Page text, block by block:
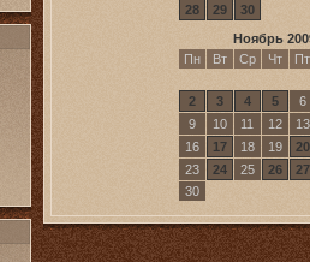
28
29
30
Ноябрь
Пн
Вт Ср Чт Пт
2 3 4 5
6
9
10 11 12
13
16
17 18 19
20
23
24 25 26
27
30